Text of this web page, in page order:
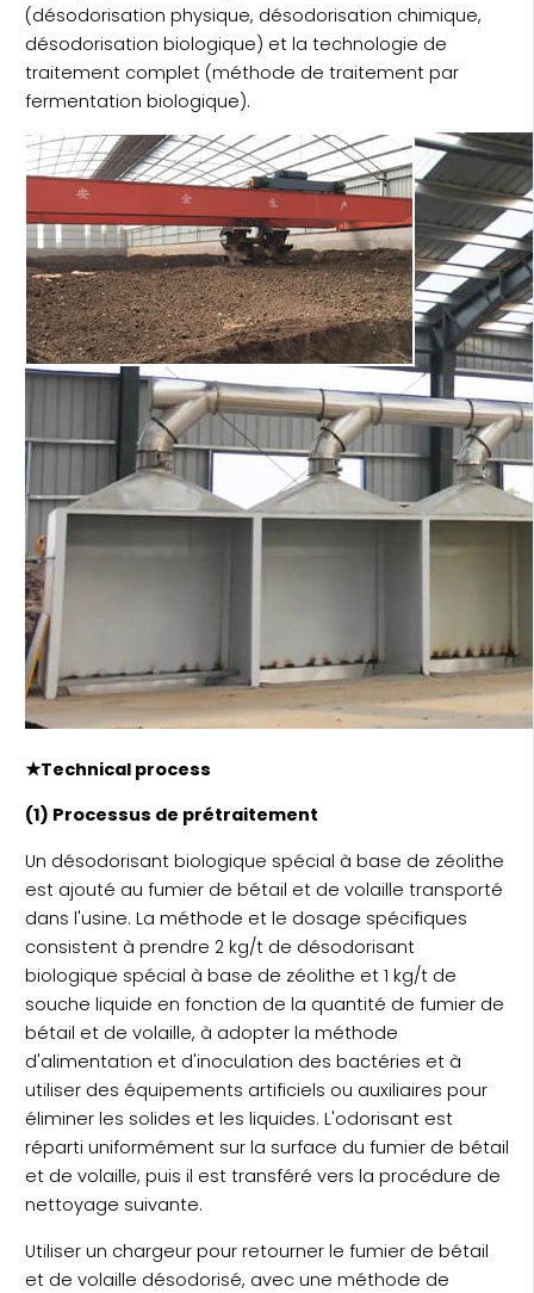
(désodorisation physique, désodorisation chimique,
désodorisation biologique) et la technologie de
traitement complet (méthode de traitement par
fermentation biologique).
★Technical process
(1) Processus de prétraitement
Un désodorisant biologique spécial à base de zéolithe
est ajouté au fumier de bétail et de volaille transporté
dans l'usine. La méthode et le dosage spécifiques
consistent à prendre 2 kg/t de désodorisant
biologique spécial à base de zéolithe et 1 kg/t de
souche liquide en fonction de la quantité de fumier de
bétail et de volaille, à adopter la méthode
d'alimentation et d'inoculation des bactéries et à
utiliser des équipements artificiels ou auxiliaires pour
éliminer les solides et les liquides. L'odorisant est
réparti uniformément sur la surface du fumier de bétail
et de volaille, puis il est transféré vers la procédure de
nettoyage suivante.
Utiliser un chargeur pour retourner le fumier de bétail
et de volaille désodorisé, avec une méthode de